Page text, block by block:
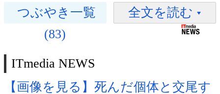
つぶやき一覧
(83)
全文を読む
ITmedia NEWS
【画像を見る】死んだ個体と交尾す